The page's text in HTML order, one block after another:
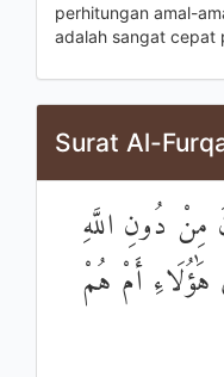
perhitungan amal-
adalah sangat cepat
Surat Al-
مِنْ دُونِ اللَّهِ
هَٰؤُلَاءِ أَمْ هُمْ